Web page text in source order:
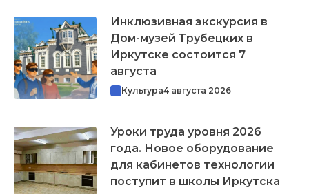
Инклюзивная экскурсия в
Дом-музей Трубецких в
Иркутске состоится 7
августа
Культура4 августа 2026
Уроки труда уровня 2026
года. Новое оборудование
для кабинетов технологии
поступит в школы Иркутска